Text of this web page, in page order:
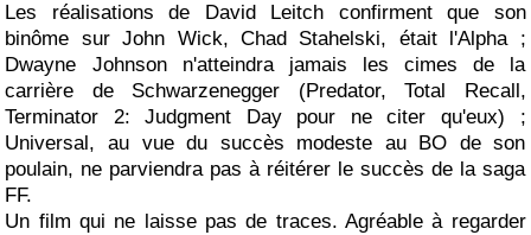
Les réalisations de David Leitch confirment que son
binôme sur John Wick, Chad Stahelski, était l'Alpha ;
Dwayne Johnson n'atteindra jamais les cimes de la
carrière de Schwarzenegger (Predator, Total Recall,
Terminator 2: Judgment Day pour ne citer qu'eux) ;
Universal, au vue du succès modeste au BO de son
poulain, ne parviendra pas à réitérer le succès de la saga
FF.
Un film qui ne laisse pas de traces. Agréable à regarder